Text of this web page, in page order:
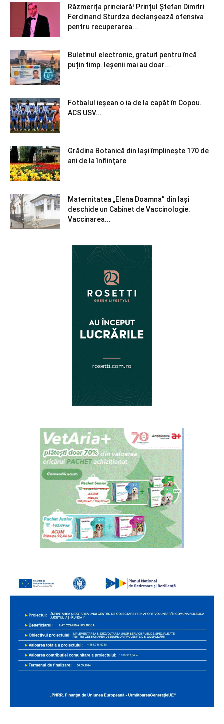
Răzmerița princiară! Prințul Ștefan Dimitri
Ferdinand Sturdza declanșează ofensiva
pentru recuperarea...
Buletinul electronic, gratuit pentru încă
puțin timp. Ieșenii mai au doar...
Fotbalul ieșean o ia de la capăt în Copou.
ACS USV...
Grădina Botanică din Iaşi împlineşte 170 de
ani de la înfiinţare
Maternitatea „Elena Doamna” din Iași
deschide un Cabinet de Vaccinologie.
Vaccinarea...